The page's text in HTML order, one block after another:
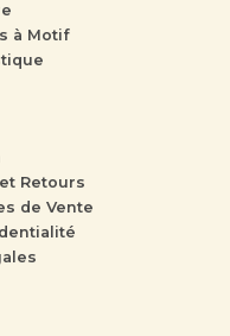
à Motif
Retours
de Vente